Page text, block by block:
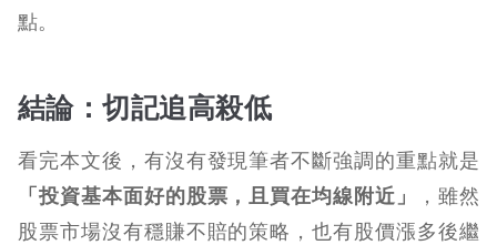
點。
結論：切記追高殺低
看完本文後，有沒有發現筆者不斷強調的重點就是
「投資基本面好的股票，且買在均線附近」
，雖然
股票市場沒有穩賺不賠的策略，也有股價漲多後繼